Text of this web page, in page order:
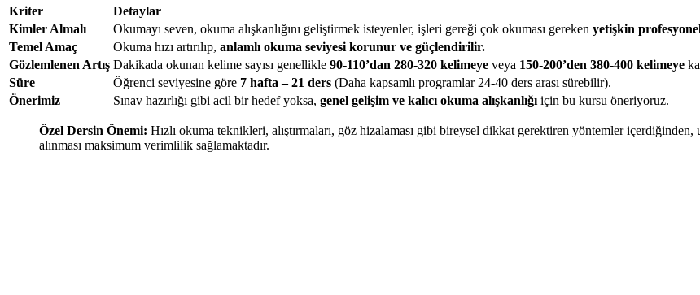
Kriter
Detaylar
Kimler Almalı
Okumayı seven, okuma alışkanlığını geliştirmek isteyenler, işleri gereği çok okuması gereken yetişkin
Temel Amaç
Okuma hızı artırılıp, anlamlı okuma seviyesi korunur ve güçlendirilir.
Gözlemlenen Artış Dakikada okunan kelime sayısı genellikle 90-110’dan 280-320 kelimeye veya 150-200’den 380-400 kelimeye
Süre
Öğrenci seviyesine göre 7 hafta – 21 ders (Daha kapsamlı programlar 24-40 ders arası sürebilir).
Önerimiz
Sınav hazırlığı gibi acil bir hedef yoksa, genel gelişim ve kalıcı okuma alışkanlığı için bu kursu öneriyoruz.
Özel Dersin Önemi: Hızlı okuma teknikleri, alıştırmaları, göz hizalaması gibi bireysel dikkat gerektiren yöntemler içerdiğinden,
alınması maksimum verimlilik sağlamaktadır.